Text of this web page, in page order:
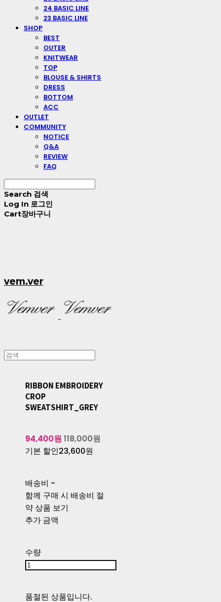
24 BASIC LINE
23 BASIC LINE
SHOP
BEST
OUTER
KNITWEAR
TOP
BLOUSE & SHIRTS
DRESS
BOTTOM
ACC
OUTLET
COMMUNITY
NOTICE
Q&A
REVIEW
FAQ
Search 검색
Log In 로그인
Cart장바구니
vem.ver
RIBBON EMBROIDERY
CROP
SWEATSHIRT_GREY
94,400원118,000원
기본 할인23,600원
배송비 -
함께 구매 시 배송비 절
약 상품 보기
추가 금액
수량
품절된 상품입니다.